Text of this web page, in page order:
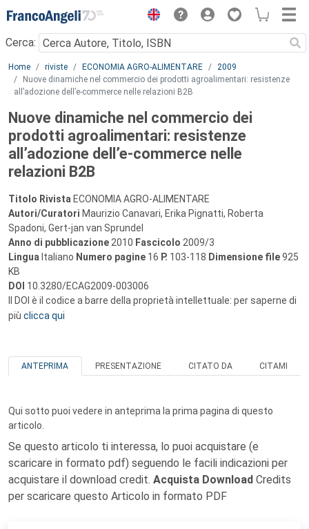
Menu
Cerca:
Main content
Home riviste ECONOMIA AGRO-ALIMENTARE
2009
Nuove dinamiche nel commercio dei prodotti agroalimentari: resistenze
all’adozione dell’e-commerce nelle relazioni B2B
Nuove dinamiche nel commercio dei
prodotti agroalimentari: resistenze
all’adozione dell’e-commerce nelle
relazioni B2B
Titolo Rivista ECONOMIA AGRO-ALIMENTARE
Autori/Curatori Maurizio Canavari, Erika Pignatti, Roberta
Spadoni, Gert-jan van Sprundel
Anno di pubblicazione 2010 Fascicolo 2009/3
Lingua Italiano Numero pagine 16 P. 103-118 Dimensione file925
KB
DOI 10.3280/ECAG2009-003006
Il DOI è il codice a barre della proprietà intellettuale: per saperne di
più clicca qui
ANTEPRIMA PRESENTAZIONE CITATO DA CITAMI
Qui sotto puoi vedere in anteprima la prima pagina di questo
articolo.
Se questo articolo ti interessa, lo puoi acquistare (e
scaricare in formato pdf) seguendo le facili indicazioni per
acquistare il download credit. Acquista Download Credits
per scaricare questo Articolo in formato PDF